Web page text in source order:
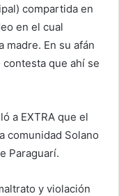
compartida en
en el cual
madre. En su afán
que ahí se
a EXTRA que el
comunidad Solano
Paraguarí.
y violación